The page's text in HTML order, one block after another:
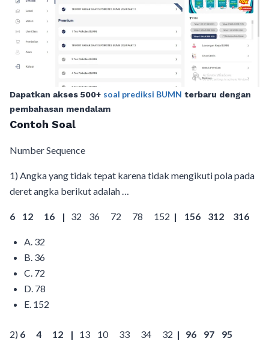
Dapatkan akses 500+ soal prediksi BUMN terbaru dengan
pembahasan mendalam
Contoh Soal
Number Sequence
1) Angka yang tidak tepat karena tidak mengikuti pola pada
deret angka berikut adalah …
6 12 16 | 32 36 72 78 152 | 156 312 316
A. 32
B. 36
C. 72
D. 78
E. 152
2) 6 4 12 | 13 10 33 34 32 | 96 97 95